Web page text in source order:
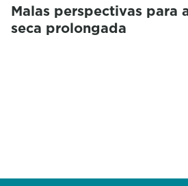
Malas perspectivas para
seca prolongada